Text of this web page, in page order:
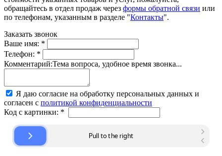
обращайтесь в отдел продаж через формы обратной связи или
по телефонам, указанным в разделе "Контакты".
Заказать звонок
Ваше имя: *
Телефон: *
Комментарий:Тема вопроса, удобное время звонка...
Я даю согласие на обработку персональных данных и
согласен с политикой конфиденциальности
Код с картинки: *